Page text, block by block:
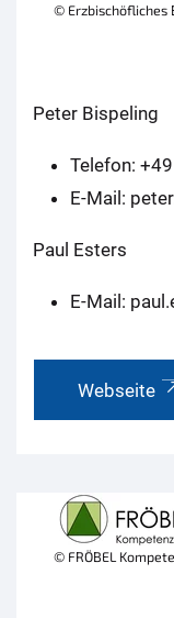
© Erzbischöfliches
Peter Bispeling
Telefon:
E-Mail:
Paul Esters
E-Mail:
Webseite
© FRÖBEL